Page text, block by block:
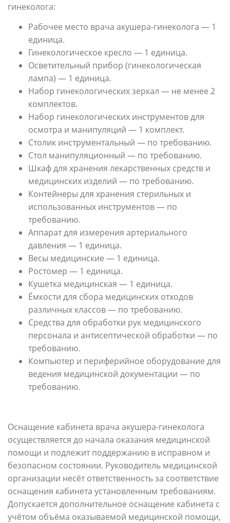
гинеколога:
Рабочее место врача акушера-гинеколога — 1
единица.
Гинекологическое кресло — 1 единица.
Осветительный прибор (гинекологическая
лампа) — 1 единица.
Набор гинекологических зеркал — не менее 2
комплектов.
Набор гинекологических инструментов для
осмотра и манипуляций — 1 комплект.
Столик инструментальный — по требованию.
Стол манипуляционный — по требованию.
Шкаф для хранения лекарственных средств и
медицинских изделий — по требованию.
Контейнеры для хранения стерильных и
использованных инструментов — по
требованию.
Аппарат для измерения артериального
давления — 1 единица.
Весы медицинские — 1 единица.
Ростомер — 1 единица.
Кушетка медицинская — 1 единица.
Ёмкости для сбора медицинских отходов
различных классов — по требованию.
Средства для обработки рук медицинского
персонала и антисептической обработки — по
требованию.
Компьютер и периферийное оборудование для
ведения медицинской документации — по
требованию.
Оснащение кабинета врача акушера-гинеколога
осуществляется до начала оказания медицинской
помощи и подлежит поддержанию в исправном и
безопасном состоянии. Руководитель медицинской
организации несёт ответственность за соответствие
оснащения кабинета установленным требованиям.
Допускается дополнительное оснащение кабинета с
учётом объёма оказываемой медицинской помощи,